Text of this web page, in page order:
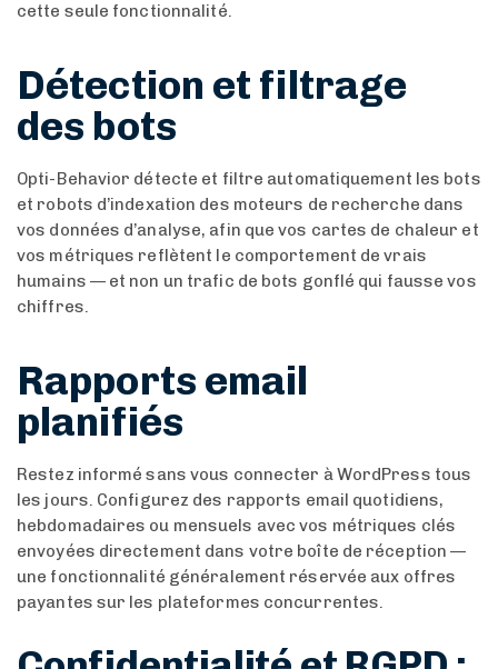
cette seule fonctionnalité.
Détection et filtrage
des bots
Opti-Behavior détecte et filtre automatiquement les bots
et robots d’indexation des moteurs de recherche dans
vos données d’analyse, afin que vos cartes de chaleur et
vos métriques reflètent le comportement de vrais
humains — et non un trafic de bots gonflé qui fausse vos
chiffres.
Rapports email
planifiés
Restez informé sans vous connecter à WordPress tous
les jours. Configurez des rapports email quotidiens,
hebdomadaires ou mensuels avec vos métriques clés
envoyées directement dans votre boîte de réception —
une fonctionnalité généralement réservée aux offres
payantes sur les plateformes concurrentes.